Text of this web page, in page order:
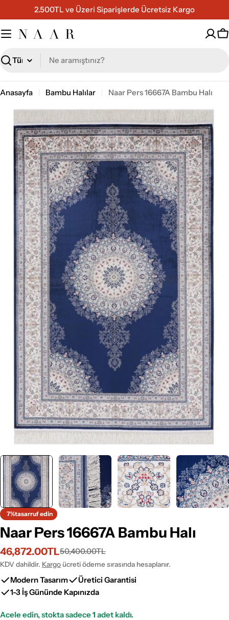
geç
2.500TL ve Üzeri Siparişlerde Ücretsiz Kargo
Ara
Anasayfa Bambu Halılar Naar Pers 16667A Bambu Halı
numaralı medyayı pencerede aç
7%tasarruf edin
Naar Pers 16667A Bambu Halı
İndirimli
fiyat
46,872.00TL
Normal
fiyat
50,400.00TL
KDV dahildir. Kargo ücreti ödeme sırasında hesaplanır.
Modern Tasarım
Üretici Garantisi
1-3 İş Gününde Kapınızda
Acele edin, stokta sadece1 adet kaldı.